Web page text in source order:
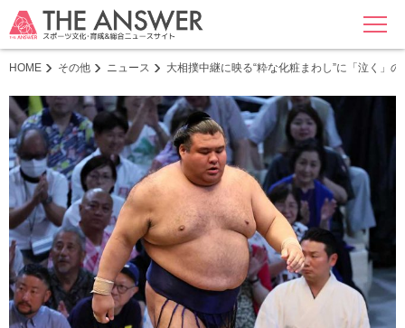
MENU
HOME その他 ニュース 大相撲中継に映る“粋な化粧まわし”に「泣く」